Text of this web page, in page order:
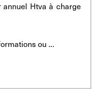
Htva à charge
ou ...